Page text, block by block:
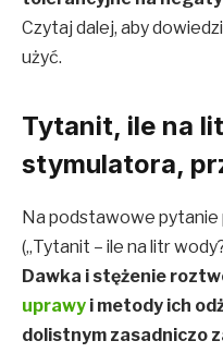
Czytaj dalej, aby
użyć.
Tytanit, ile na
stymulatora,
Na podstawowe
(„Tytanit – ile na litr
Dawka i stężenie
uprawy i metody ich
dolistnym zasadniczo